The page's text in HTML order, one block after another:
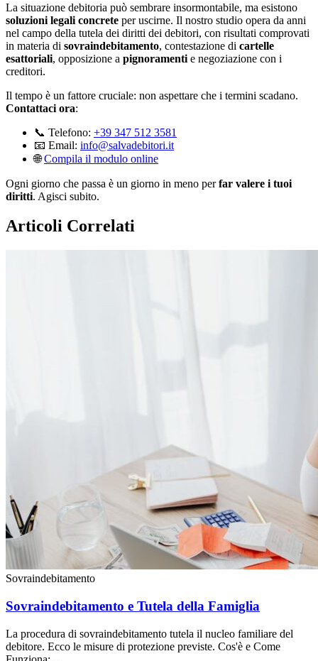
La situazione debitoria può sembrare insormontabile, ma esistono
soluzioni legali concrete per uscirne. Il nostro studio opera da anni
nel campo della tutela dei diritti dei debitori, con risultati comprovati
in materia di sovraindebitamento, contestazione di cartelle
esattoriali, opposizione a pignoramenti e negoziazione con i
creditori.
Il tempo è un fattore cruciale: non aspettare che i termini scadano.
Contattaci ora:
📞 Telefono: +39 347 512 3581
📧 Email: info@salvadebitori.it
🌐Compila il modulo online
Ogni giorno che passa è un giorno in meno perfar valere i tuoi
diritti. Agisci subito.
Articoli Correlati
Sovraindebitamento
Sovraindebitamento e Tutela della Famiglia
La procedura di sovraindebitamento tutela il nucleo familiare del
debitore. Ecco le misure di protezione previste. Cos'è e Come